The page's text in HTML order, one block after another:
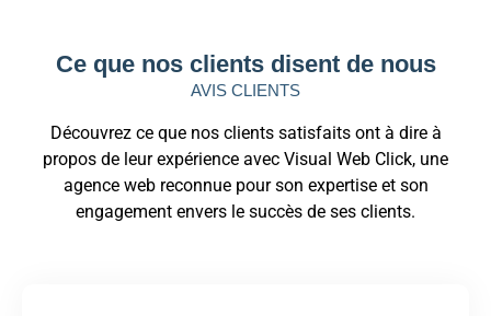
Ce que nos clients disent de nous
AVIS CLIENTS
Découvrez ce que nos clients satisfaits ont à dire à
propos de leur expérience avec Visual Web Click, une
agence web reconnue pour son expertise et son
engagement envers le succès de ses clients.